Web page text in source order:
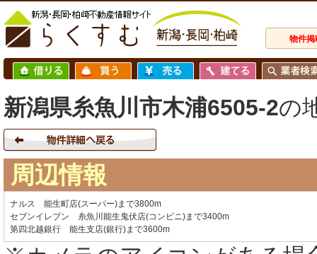
物件掲
新潟県糸魚川市木浦6505-2の
周辺情報
ナルス 能生町店(スーパー)まで3800m
セブンイレブン 糸魚川能生鬼伏店(コンビニ)まで3400m
第四北越銀行 能生支店(銀行)まで3600m